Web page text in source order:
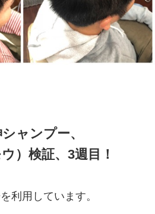
ャンプー、
）検証、3週目！
利用しています。